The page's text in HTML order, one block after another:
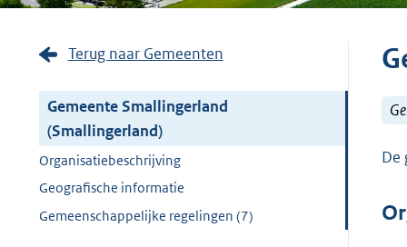
Terug naar Gemeenten
Gemeente Smallingerland
(Smallingerland)
Organisatiebeschrijving
Geografische informatie
Gemeenschappelijke regelingen (7)
De